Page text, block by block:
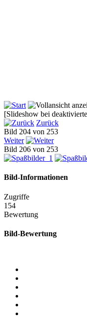
[Slideshow bei
Zurück
Bild 204 von 253
Weiter
Bild 206 von 253
Bild-Informationen
Zugriffe
154
Bewertung
Bild-Bewertung